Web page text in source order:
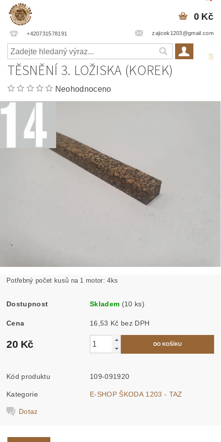
+420731578191 zajicek1203@gmail.com
0 Kč
TĚSNĚNÍ 3. LOŽISKA (KOREK)
Neohodnoceno
Potřebný počet kusů na 1 motor: 4ks
Dostupnost Skladem (10 ks)
Cena 16,53 Kč bez DPH
20 Kč
Kód produktu 109-091920
Kategorie E-SHOP ŠKODA 1203 - TAZ
Dotaz